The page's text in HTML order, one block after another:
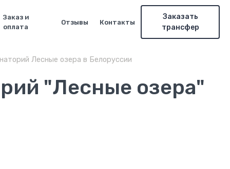
Заказ и
оплата
Отзывы Контакты
Заказать
трансфер
Лесные озера в Белоруссии
"Лесные озера"